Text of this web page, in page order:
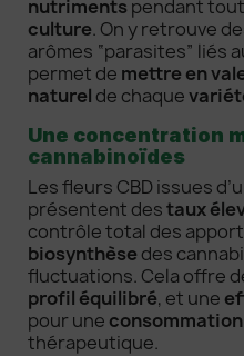
nutriments pendant
culture. On y retrouve
arômes “parasites” liés
permet de mettre en
naturel de chaque
Une concentration
cannabinoïdes
Les fleurs CBD issues
présentent destaux
contrôle total des
biosynthèse des
fluctuations. Cela offre
profil équilibré, et une
pour une
thérapeutique.